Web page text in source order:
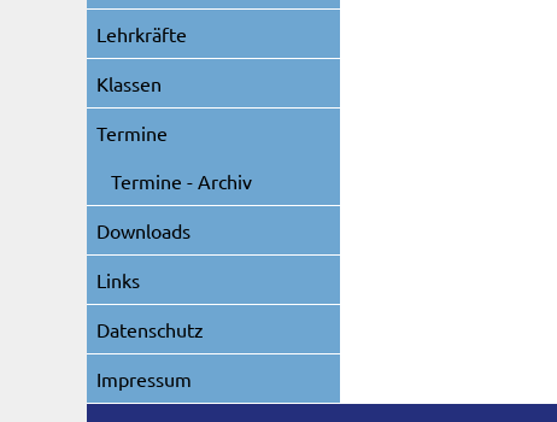
Lehrkräfte
Klassen
Termine
Termine - Archiv
Downloads
Links
Datenschutz
Impressum